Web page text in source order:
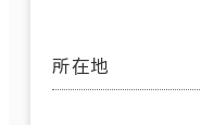
所在地